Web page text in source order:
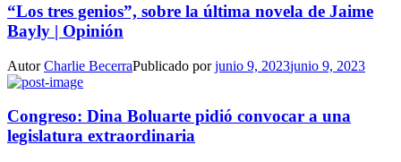
“Los tres genios”, sobre la última novela de Jaime
Bayly | Opinión
AutorCharlie BecerraPublicado porjunio 9, 2023junio 9, 2023
Congreso: Dina Boluarte pidió convocar a una
legislatura extraordinaria